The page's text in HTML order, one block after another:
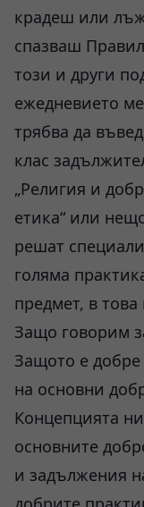
крадеш или
спазваш
този и други
ежедневието
трябва да
клас
„Религия и
етика“ или
решат
голяма
предмет, в
Защо говорим
Защото е добре
на основни
Концепцията
основните
и задължения